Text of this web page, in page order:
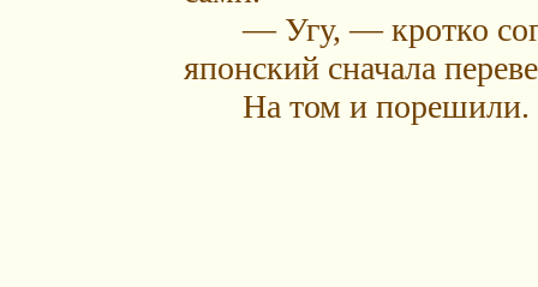
— Угу, — кротко
японский сначала
На том и порешили.